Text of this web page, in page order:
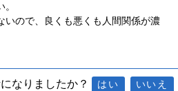
いので、良くも悪くも人間関係が濃
なりましたか？